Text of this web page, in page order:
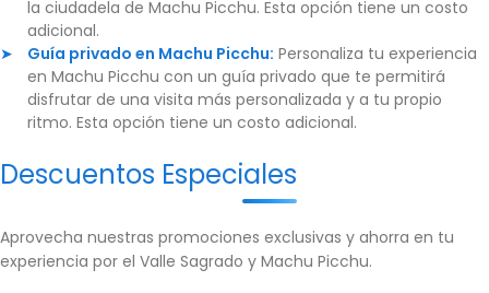
la ciudadela de Machu Picchu. Esta opción tiene un costo
adicional.
Guía privado en Machu Picchu: Personaliza tu experiencia
en Machu Picchu con un guía privado que te permitirá
disfrutar de una visita más personalizada y a tu propio
ritmo. Esta opción tiene un costo adicional.
Descuentos Especiales
Aprovecha nuestras promociones exclusivas y ahorra en tu
experiencia por el Valle Sagrado y Machu Picchu.